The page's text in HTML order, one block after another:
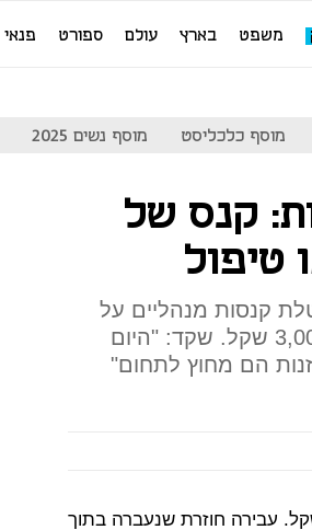
משפט בארץ עולם ספורט פנאי
מוסף כלכליסט מוסף נשים 2025
קנס של
קנסות מנהליים על
צרכני זנות. עבירה חוזרת תוביל לקנס של 3,000 שקל. שקד: "היום
הם מחוץ לתחום"
שיוטל על צריכת זנות יהיה בגובה של 1,500 שקל. עבירה חוזרת שנעברה בתוך